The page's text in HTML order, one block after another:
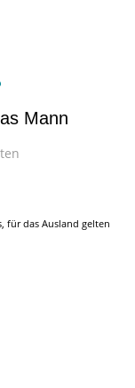
Mann
für das Ausland gelten